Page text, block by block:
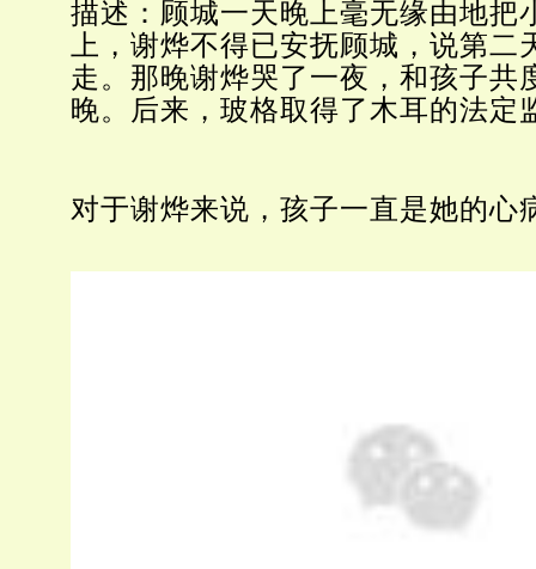
描述：顾城一天晚上毫无缘由地把
上，谢烨不得已安抚顾城，说第二
走。那晚谢烨哭了一夜，和孩子共
晚。后来，玻格取得了木耳的法定
对于谢烨来说，孩子一直是她的心